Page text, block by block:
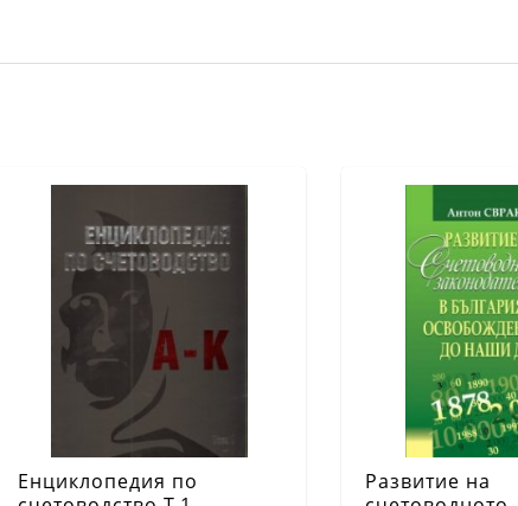
Енциклопедия по
Развитие на